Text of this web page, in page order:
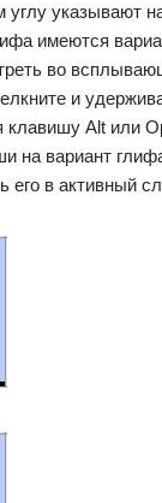
углу указывают
имеются
во
и
клавишу Alt или
на вариант
его в активный